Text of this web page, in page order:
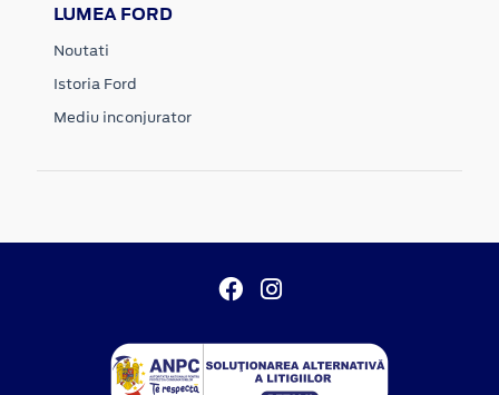
LUMEA FORD
Noutati
Istoria Ford
Mediu inconjurator